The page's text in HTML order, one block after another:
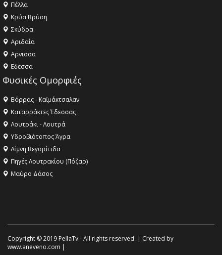
Πέλλα
Κρύα Βρύση
Σκύδρα
Αριδαία
Aρνισσα
Eδεσσα
Φυσικές Ομορφιές
Βόρρας - Καϊμάκτσαλαν
Καταρράκτες Έδεσσας
Λουτράκι - Λουτρά
Υδροβιότοπος Άγρα
Λίμνη Βεγορίτιδα
Πηγές Λουτρακίου (Πόζαρ)
Μαύρο Δάσος
Copyright © 2019 PellaTv - All rights reserved. | Created by
www.aneveno.com |